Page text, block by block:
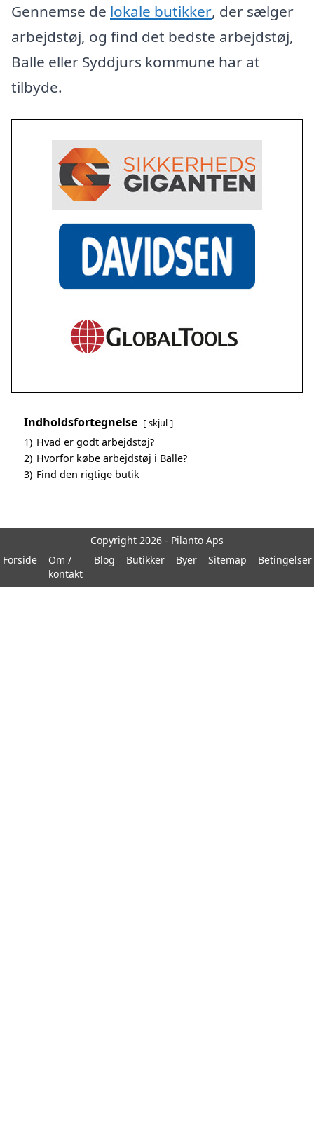
Gennemse de lokale butikker, der sælger
arbejdstøj, og find det bedste arbejdstøj,
Balle eller Syddjurs kommune har at
tilbyde.
Indholdsfortegnelse skjul
1) Hvad er godt arbejdstøj?
2) Hvorfor købe arbejdstøj i Balle?
3) Find den rigtige butik
Copyright 2026 - Pilanto Aps
Forside
Om /
kontakt
Blog Butikker Byer Sitemap Betingelser